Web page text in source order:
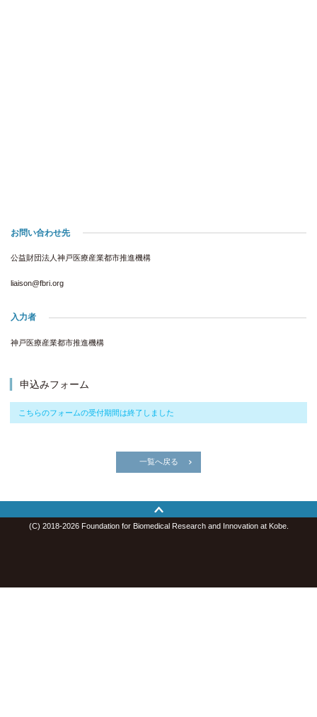
お問い合わせ先
公益財団法人神戸医療産業都市推進機構
liaison@fbri.org
入力者
神戸医療産業都市推進機構
申込みフォーム
こちらのフォームの受付期間は終了しました
一覧へ戻る
(C) 2018-2026 Foundation for Biomedical Research and Innovation at Kobe.